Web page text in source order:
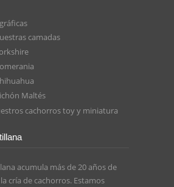
camadas
Maltés
cachorros toy y miniatura
acumula más de 20 años de
cría de cachorros. Estamos